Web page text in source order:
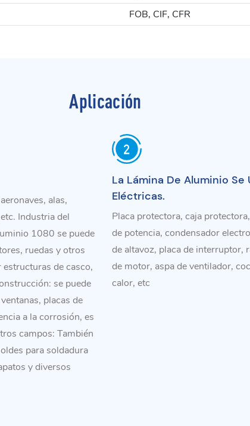
FOB, CIF, CFR
Aplicación
alas,
Industria del
1080 se puede
ruedas y otros
de casco,
se puede
placas de
a la corrosión, es
campos: También
para soldadura
y diversos
La Lámina De Aluminio
Eléctricas.
Placa protectora, caja
de potencia, condensador
de altavoz, placa de interruptor,
de motor, aspa de ventilador,
calor, etc